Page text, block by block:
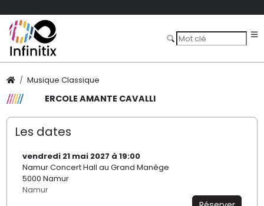
Musique Classique
ERCOLE AMANTE CAVALLI
Les dates
vendredi 21 mai 2027 à 19:00
Namur Concert Hall au Grand Manège
5000 Namur
Namur